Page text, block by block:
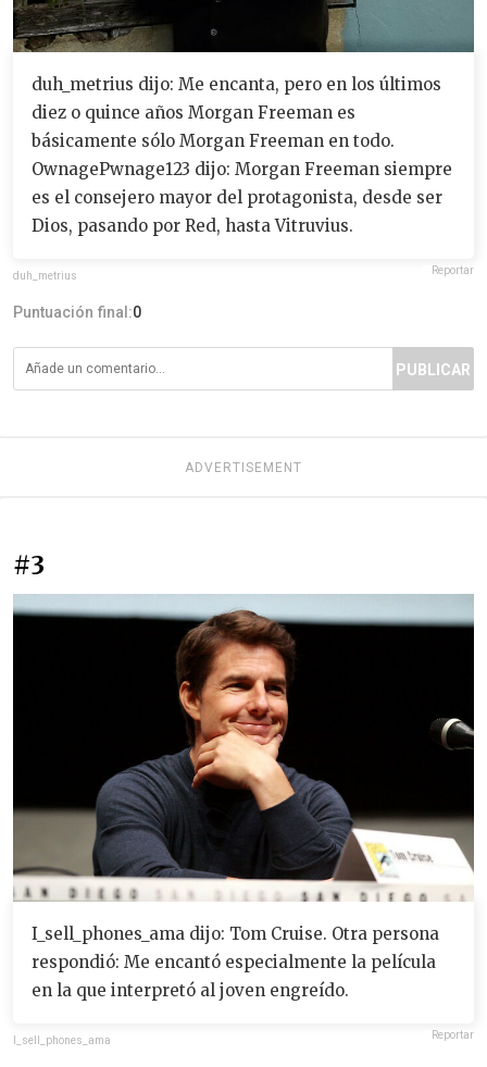
duh_metrius dijo: Me encanta, pero en los últimos
diez o quince años Morgan Freeman es
básicamente sólo Morgan Freeman en todo.
OwnagePwnage123 dijo: Morgan Freeman siempre
es el consejero mayor del protagonista, desde ser
Dios, pasando por Red, hasta Vitruvius.
duh_metrius Reportar
Puntuación final:0
PUBLICAR
ADVERTISEMENT
#3
I_sell_phones_ama dijo: Tom Cruise. Otra persona
respondió: Me encantó especialmente la película
en la que interpretó al joven engreído.
I_sell_phones_ama Reportar